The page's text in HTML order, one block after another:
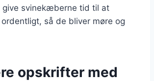
give svinekæberne tid til at
så de bliver møre og
opskrifter med